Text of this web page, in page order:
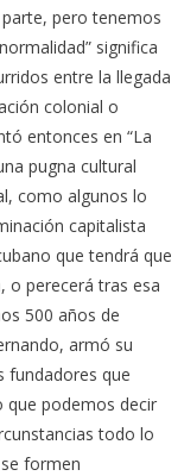
pero tenemos
significa
entre la llegada
colonial o
entonces en “La
pugna cultural
como algunos lo
capitalista
que tendrá que
o perecerá tras esa
500 años de
armó su
fundadores que
que podemos decir
todo lo
formen